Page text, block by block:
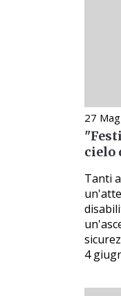
27
cielo
Tanti
4